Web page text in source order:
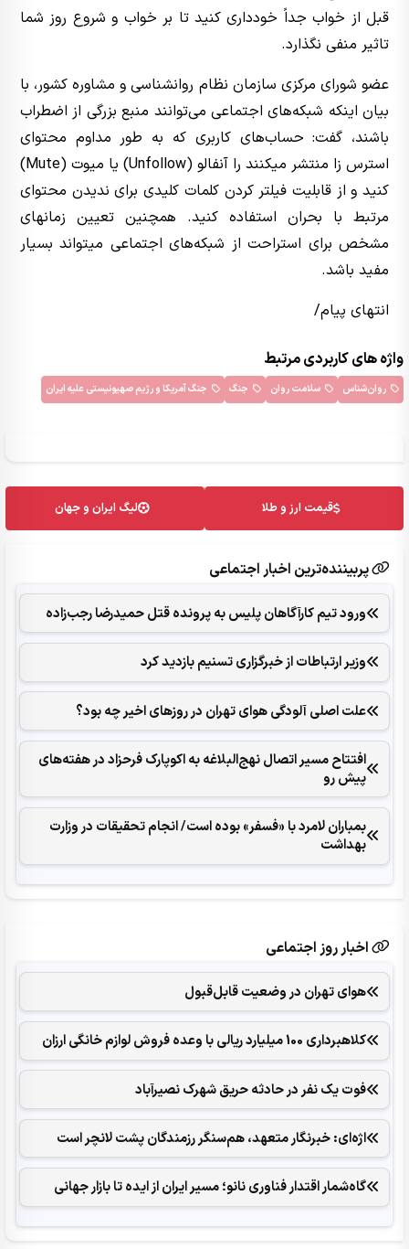
قبل از خواب جداً خودداری کنید تا بر خواب و شروع روز شما
تاثیر منفی نگذارد.
عضو شورای مرکزی سازمان نظام روانشناسی و مشاوره کشور، با
بیان اینکه شبکه‌های اجتماعی می‌توانند منبع بزرگی از اضطراب
باشند، گفت: حساب‌های کاربری که به طور مداوم محتوای
استرس زا منتشر میکنند را آنفالو (Unfollow) یا میوت (Mute)
کنید و از قابلیت فیلتر کردن کلمات کلیدی برای ندیدن محتوای
مرتبط با بحران استفاده کنید. همچنین تعیین زمانهای
مشخص برای استراحت از شبکه‌های اجتماعی میتواند بسیار
مفید باشد.
انتهای پیام/
واژه های کاربردی مرتبط
روان‌شناس سلامت روان جنگ جنگ آمریکا و رژیم صهیونیستی علیه ایران
قیمت ارز و طلا لیگ ایران و جهان
پربیننده‌ترین اخبار اجتماعی
ورود تیم کارآگاهان پلیس به پرونده قتل حمیدرضا رجب‌زاده
وزیر ارتباطات از خبرگزاری تسنیم بازدید کرد
علت اصلی آلودگی هوای تهران در روزهای اخیر چه بود؟
افتتاح مسیر اتصال نهج‌البلاغه به اکوپارک فرحزاد در هفته‌های
پیش رو
بمباران لامرد با «فسفر» بوده است/ انجام تحقیقات در وزارت
بهداشت
اخبار روز اجتماعی
هوای تهران در وضعیت قابل‌قبول
کلاهبرداری 100 میلیارد ریالی با وعده فروش لوازم خانگی ارزان
فوت یک نفر در حادثه حریق شهرک نصیرآباد
اژه‌ای: خبرنگار متعهد، هم‌سنگر رزمندگان پشت لانچر است
گاه‌شمار اقتدار فناوری نانو؛ مسیر ایران از ایده تا بازار جهانی